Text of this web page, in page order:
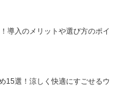
導入のメリットや選び方のポイ
15選！涼しく快適にすごせるウ